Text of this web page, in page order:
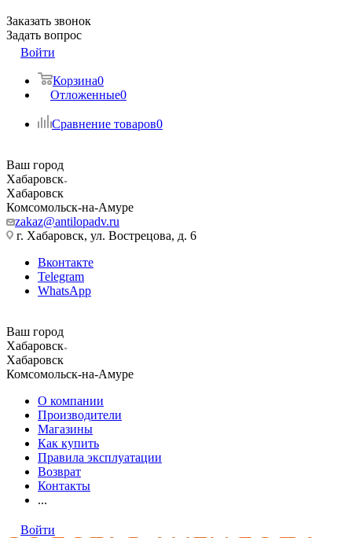
Заказать звонок
Задать вопрос
Войти
Корзина0
Отложенные0
Сравнение товаров0
Ваш город
Хабаровск
Хабаровск
Комсомольск-на-Амуре
zakaz@antilopadv.ru
г. Хабаровск, ул. Вострецова, д. 6
Вконтакте
Telegram
WhatsApp
Ваш город
Хабаровск
Хабаровск
Комсомольск-на-Амуре
О компании
Производители
Магазины
Как купить
Правила эксплуатации
Возврат
Контакты
...
Войти